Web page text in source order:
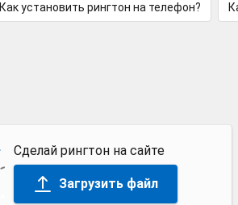
Как установить рингтон на телефон?
Сделай рингтон на сайте
Загрузить файл